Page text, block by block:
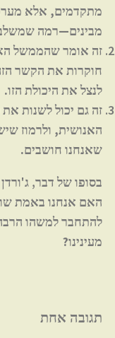
מתקדמים, אלא
מבינים—רמה
זה אומר שהממשל
חוקרות את הקשר
לנצל את היכולת הזו.
זה גם יכול לשנות
האנושית, ולרמוז
שאנחנו חושבים.
בסופו של דבר,
האם אנחנו באמת
להתחבר למשהו
מעינינו?
תגובה אחת